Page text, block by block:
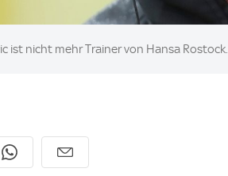
ist nicht mehr Trainer von Hansa Rostock.